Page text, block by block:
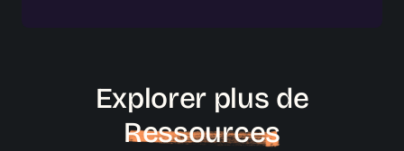
Explorer plus de
Ressources